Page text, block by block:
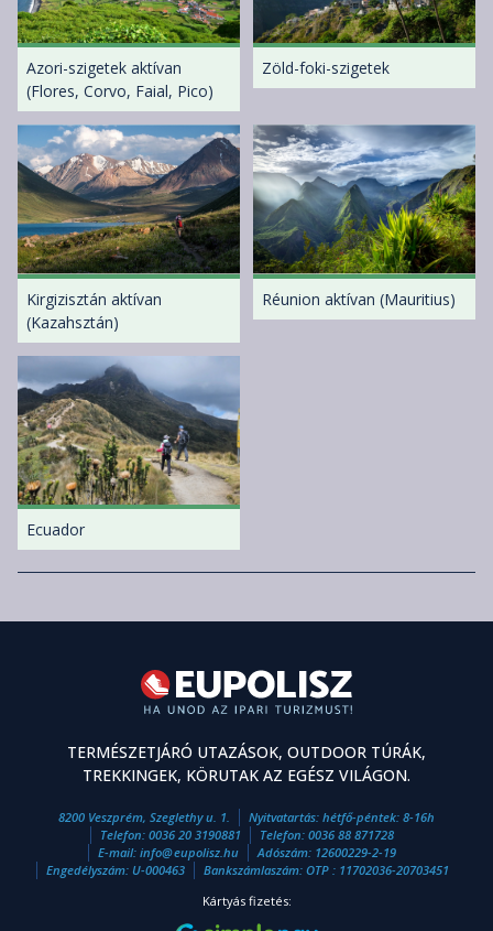
Azori-szigetek aktívan
(Flores, Corvo, Faial, Pico)
Zöld-foki-szigetek
Kirgizisztán aktívan
(Kazahsztán)
Réunion aktívan (Mauritius)
Ecuador
TERMÉSZETJÁRÓ UTAZÁSOK, OUTDOOR TÚRÁK,
TREKKINGEK, KÖRUTAK AZ EGÉSZ VILÁGON.
8200 Veszprém, Szeglethy u. 1.
Nyitvatartás: hétfő-péntek: 8-16h
Telefon: 0036 20 3190881 Telefon: 0036 88 871728
E-mail: info@eupolisz.hu
Adószám: 12600229-2-19
Engedélyszám: U-000463
Bankszámlaszám: OTP : 11702036-20703451
Kártyás fizetés: